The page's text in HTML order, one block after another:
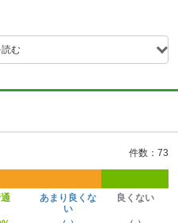
む
件数：73
あまり良くな
い
良くない